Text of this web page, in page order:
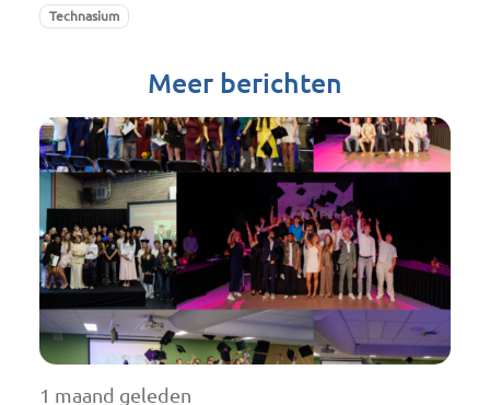
Technasium
Meer berichten
1 maand geleden